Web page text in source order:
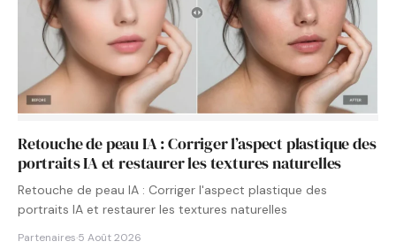
Retouche de peau IA : Corriger l’aspect plastique des
portraits IA et restaurer les textures naturelles
Retouche de peau IA : Corriger l'aspect plastique des
portraits IA et restaurer les textures naturelles
Partenaires·5 Août 2026